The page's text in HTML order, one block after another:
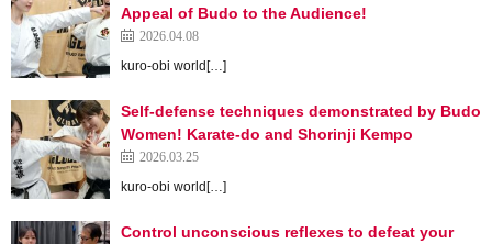
Appeal of Budo to the Audience!
2026.04.08
kuro-obi world[…]
Self-defense techniques demonstrated by Budo
Women! Karate-do and Shorinji Kempo
2026.03.25
kuro-obi world[…]
Control unconscious reflexes to defeat your